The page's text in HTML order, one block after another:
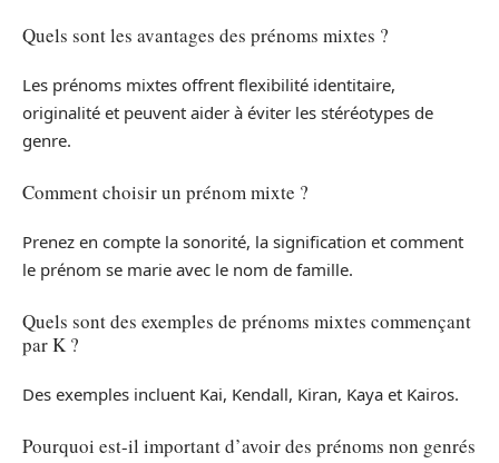
Quels sont les avantages des prénoms mixtes ?
Les prénoms mixtes offrent flexibilité identitaire,
originalité et peuvent aider à éviter les stéréotypes de
genre.
Comment choisir un prénom mixte ?
Prenez en compte la sonorité, la signification et comment
le prénom se marie avec le nom de famille.
Quels sont des exemples de prénoms mixtes commençant
par K ?
Des exemples incluent Kai, Kendall, Kiran, Kaya et Kairos.
Pourquoi est-il important d’avoir des prénoms non genrés